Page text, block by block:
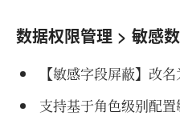
数据权限管理 > 敏感
【敏感字段屏蔽】改
支持基于角色级别配